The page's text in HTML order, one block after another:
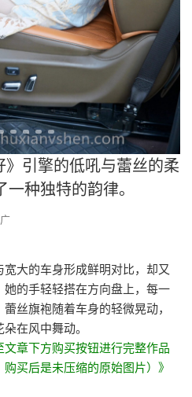
引擎的低吼与蕾丝的柔
种独特的韵律。
大的车身形成鲜明对比，却又
的手轻轻搭在方向盘上，每一
丝旗袍随着车身的轻微晃动，
在风中舞动。
文章下方购买按钮进行完整作品
买后是未压缩的原始图片）》